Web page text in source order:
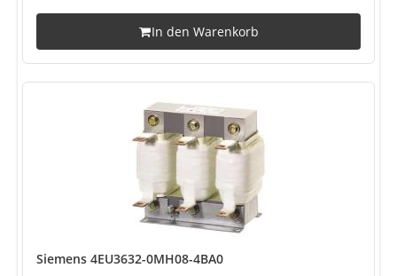
In den Warenkorb
Siemens 4EU3632-0MH08-4BA0